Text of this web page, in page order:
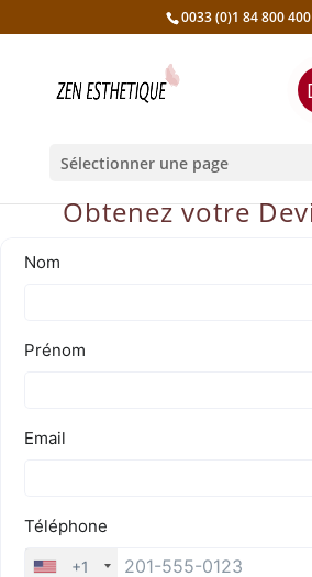
Obtenez votre
0033 (0)1 84 800 400
Sélectionner une page